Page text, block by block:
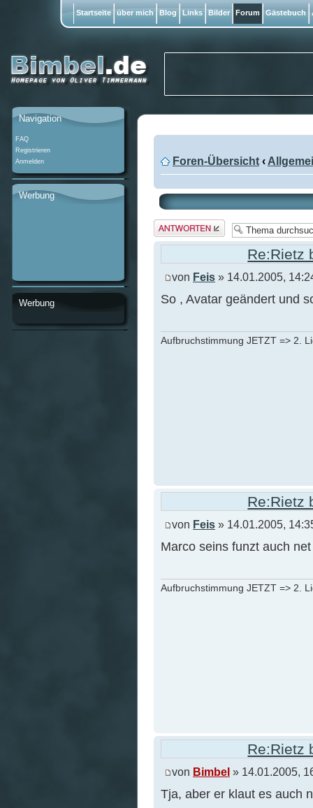
Foren-Übersicht ‹
Antwort
erstellen
Re:Rietz
von Feis » 14.01.2005,
So , Avatar geändert und
Aufbruchstimmung JETZT => 2.
Re:Rietz
von Feis » 14.01.2005,
Marco seins funzt auch
Aufbruchstimmung JETZT => 2.
Re:Rietz
von Bimbel » 14.01.2005,
Tja, aber er klaut es auch
Navigation
FAQ
Registrieren
Anmelden
Werbung
Werbung
Startseite über mich Blog Links Bilder Forum Gästebuch